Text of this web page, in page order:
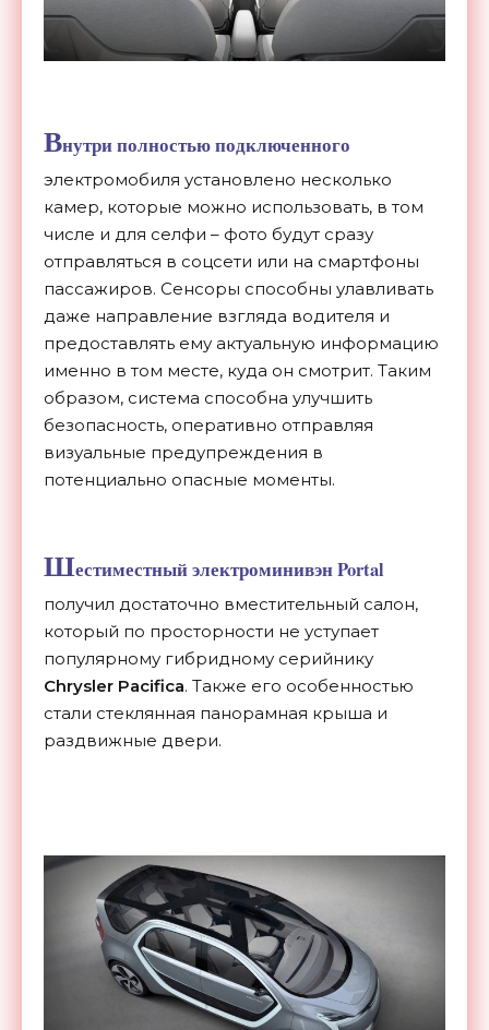
Внутри полностью подключенного
электромобиля установлено несколько
камер, которые можно использовать, в том
числе и для селфи – фото будут сразу
отправляться в соцсети или на смартфоны
пассажиров. Сенсоры способны улавливать
даже направление взгляда водителя и
предоставлять ему актуальную информацию
именно в том месте, куда он смотрит. Таким
образом, система способна улучшить
безопасность, оперативно отправляя
визуальные предупреждения в
потенциально опасные моменты.
Шестиместный электроминивэн Portal
получил достаточно вместительный салон,
который по просторности не уступает
популярному гибридному серийнику
Chrysler Pacifica. Также его особенностью
стали стеклянная панорамная крыша и
раздвижные двери.